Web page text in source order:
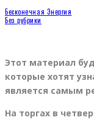
Бесконечная Энергия
Без рубрики
Этот материал
которые хотят
является самым
На торгах в